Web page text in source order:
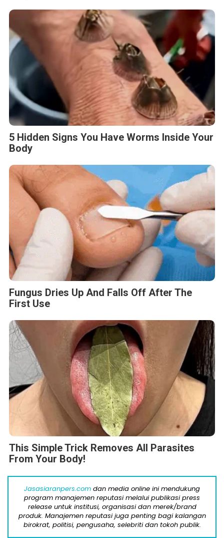
5 Hidden Signs You Have Worms Inside Your
Body
Fungus Dries Up And Falls Off After The
First Use
This Simple Trick Removes All Parasites
From Your Body!
Jasasiaranpers.com dan media online ini mendukung
program manajemen reputasi melalui publikasi press
release untuk institusi, organisasi dan merek/brand
produk. Manajemen reputasi juga penting bagi kalangan
birokrat, politisi, pengusaha, selebriti dan tokoh publik.